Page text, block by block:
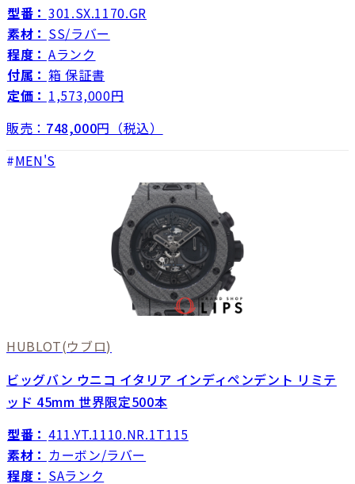
型番： 301.SX.1170.GR
素材： SS/ラバー
程度： Aランク
付属： 箱 保証書
定価： 1,573,000円
販売： 748,000円（税込）
MEN'S
HUBLOT(ウブロ)
ビッグバン ウニコ イタリア インディペンデント リミテ
ッド 45mm 世界限定500本
型番： 411.YT.1110.NR.1T115
素材： カーボン/ラバー
程度： SAランク